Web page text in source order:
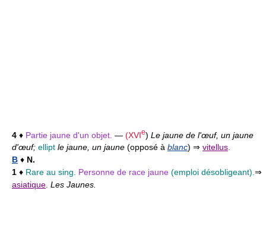
4 ♦ Partie jaune d'un objet. — (XVIe) Le jaune de l'œuf, un jaune
d'œuf; ellipt le jaune, un jaune (opposé à blanc) ⇒ vitellus.
B ♦ N.
1 ♦ Rare au sing. Personne de race jaune (emploi désobligeant).⇒
asiatique. Les Jaunes.